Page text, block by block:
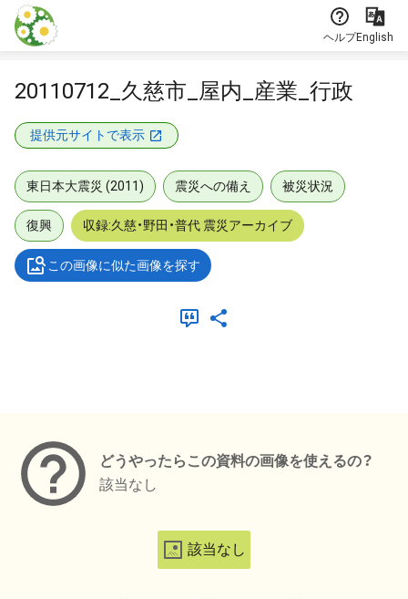
本文に飛ぶ
ヘルプEnglish
20110712_久慈市_屋内_産業_行政
提供元サイトで表示
東日本大震災 (2011) 震災への備え 被災状況
復興 収録:久慈・野田・普代 震災アーカイブ
この画像に似た画像を探す
どうやったらこの資料の画像を使えるの？
該当なし
該当なし